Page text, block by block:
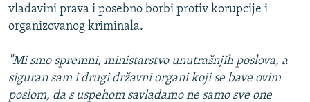
vladavini prava i posebno borbi protiv korupcije i
organizovanog kriminala.
"Mi smo spremni, ministarstvo unutrašnjih poslova, a
siguran sam i drugi državni organi koji se bave ovim
poslom, da s uspehom savladamo ne samo sve one